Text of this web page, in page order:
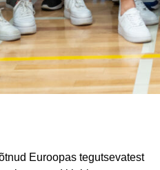
Euroopas tegutsevatest